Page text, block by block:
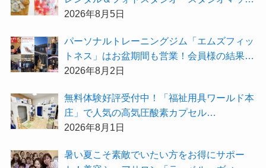
ス」がお得な『2026年8月限定キャンペー
2026年8月5日
パーソナルトレーニングジム「エムズフィッ
トネス」はお盆期間も営業！会員様の結果を
大公開★
2026年8月2日
無料体験好評受付中！「福祉用具ワールド本
庄」で人気の高気圧酸素カプセル
「O2BOX（30分500円）」で夏バテ撃退★
2026年8月1日
暑い夏こそ素敵でいたい方をお得にサポー